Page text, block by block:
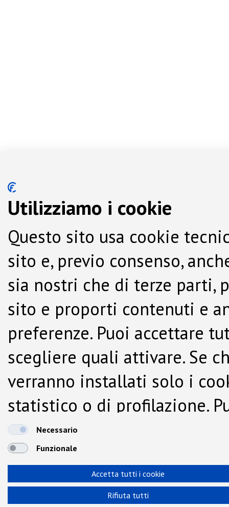
Utilizziamo i cookie
Questo sito usa cookie
sito e, previo consenso,
sia nostri che di terze parti,
sito e proporti contenuti e
preferenze. Puoi accettare
scegliere quali attivare. Se
verranno installati solo i
statistico o di profilazione.
dalla Cookie Policy.
Necessario
Funzionale
Accetta tutti i cookie
Rifiuta tutti